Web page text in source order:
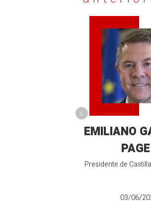
EMILIANO
PAGE
Presidente de
03/06/